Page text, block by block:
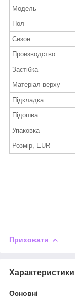
Модель
Пол
Сезон
Производство
Застібка
Матеріал верху
Підкладка
Підошва
Упаковка
Розмір, EUR
Приховати
Характеристики
Основні